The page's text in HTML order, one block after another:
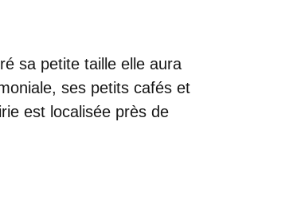
sa petite taille elle aura
ses petits cafés et
est localisée près de